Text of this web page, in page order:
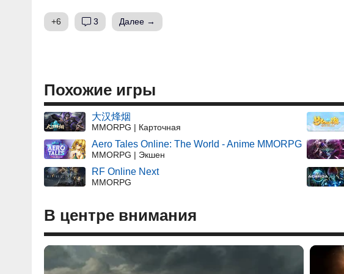
+6 3 Далее →
Похожие игры
大汉烽烟
MMORPG | Карточная
Aero Tales Online: The World - Anime MMORPG
MMORPG | Экшен
RF Online Next
MMORPG
В центре внимания